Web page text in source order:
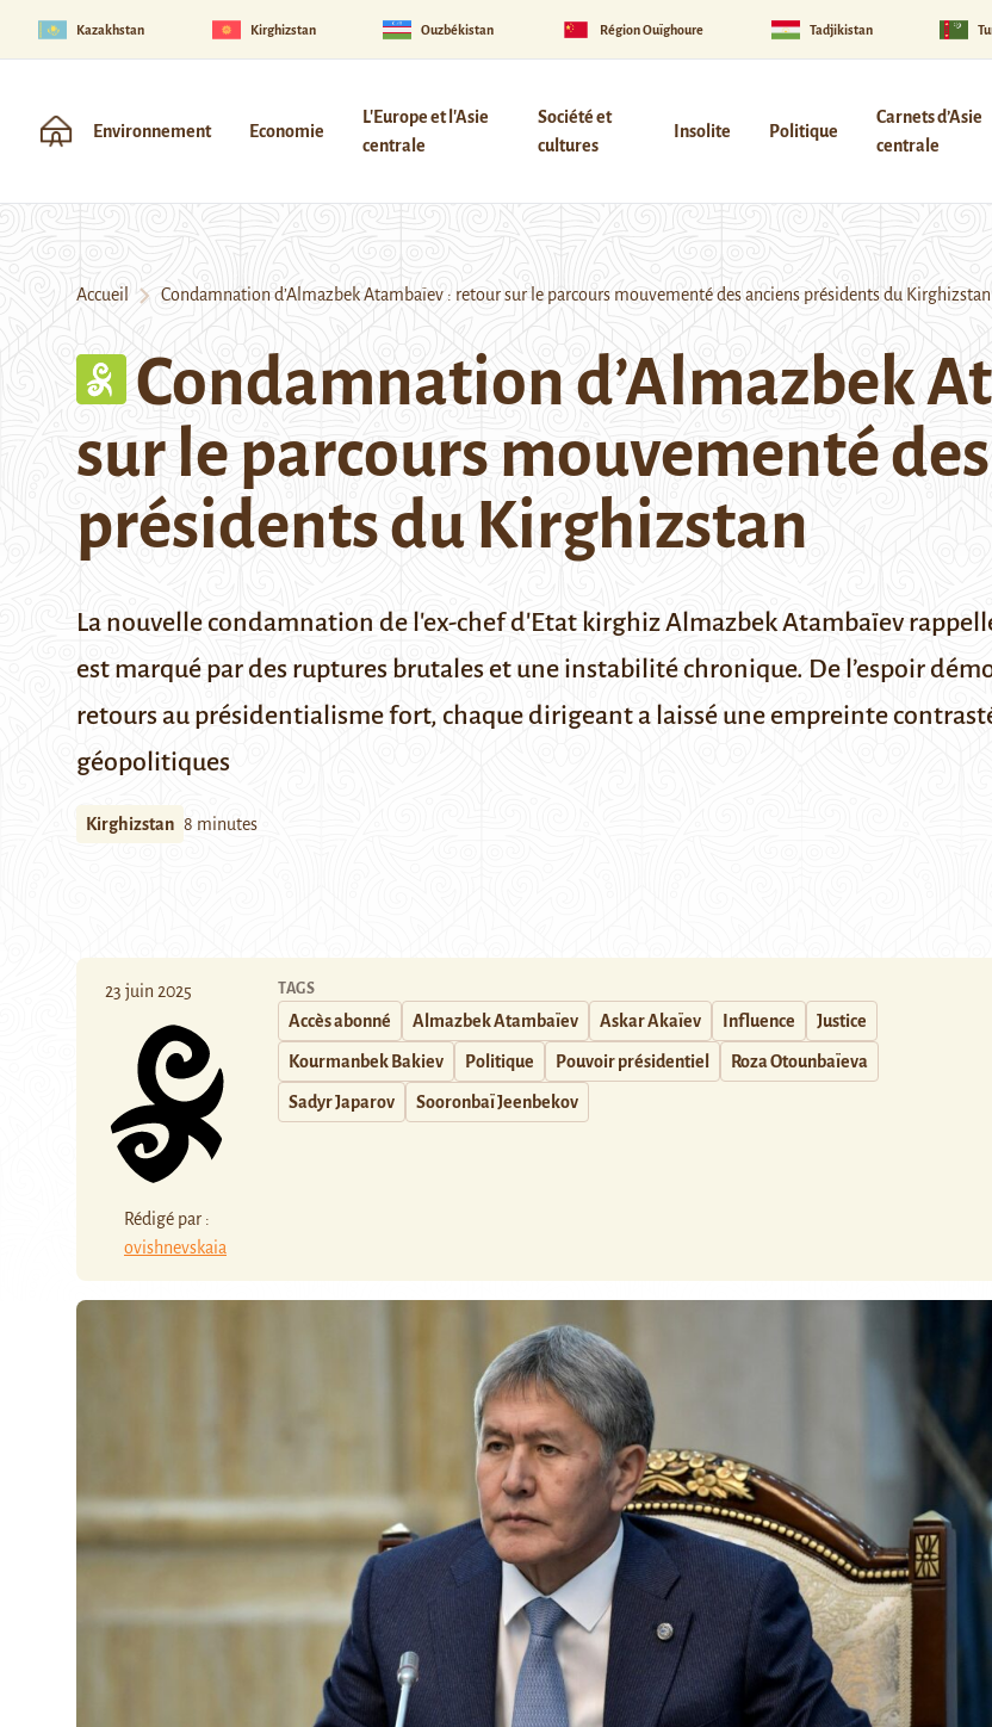
Kazakhstan Kirghizstan Ouzbékistan Région Ouïghoure Tadjikistan
Environnement Economie
L'Europe et l'Asie
centrale
Société et
cultures
Insolite Politique
Carnets d’Asie
centrale
Accueil Condamnation d’Almazbek Atambaïev : retour sur le parcours mouvementé des anciens présidents du Kirghizstan
Condamnation d’Almazbek
sur le parcours mouvementé
présidents du Kirghizstan
La nouvelle condamnation de l'ex-chef d'Etat kirghiz Almazbek Atambaïev
est marqué par des ruptures brutales et une instabilité chronique. De l’espoir
retours au présidentialisme fort, chaque dirigeant a laissé une empreinte
géopolitiques
Kirghizstan 8 minutes
23 juin 2025
Rédigé par :
ovishnevskaia
TAGS
Accès abonné Almazbek Atambaïev Askar Akaïev Influence Justice
Kourmanbek Bakiev Politique Pouvoir présidentiel Roza Otounbaïeva
Sadyr Japarov Sooronbaï Jeenbekov